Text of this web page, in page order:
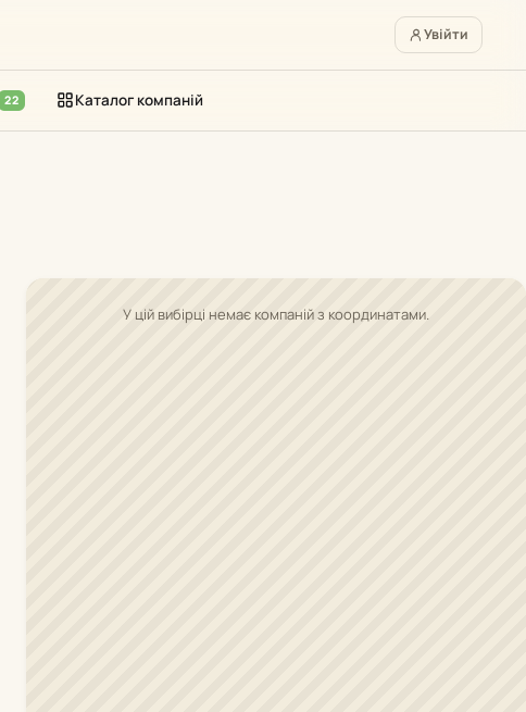
Увійти
22 Каталог компаній
У цій вибірці немає компаній з координатами.